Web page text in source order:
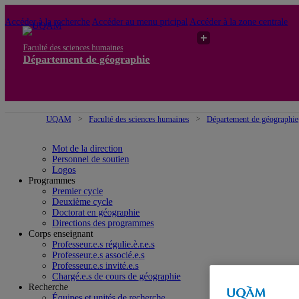
Accéder à la recherche Accéder au menu pricipal Accéder à la zone centrale
Faculté des sciences humaines
Département de géographie
UQAM Faculté des sciences humaines Département de géographie
Mot de la direction
Personnel de soutien
Logos
Programmes
Premier cycle
Deuxième cycle
Doctorat en géographie
Directions des programmes
Corps enseignant
Professeur.e.s régulie.è.r.e.s
Professeur.e.s associé.e.s
Professeur.e.s invité.e.s
Chargé.e.s de cours de géographie
Recherche